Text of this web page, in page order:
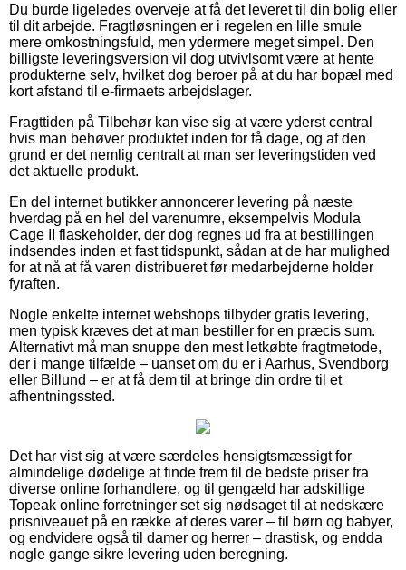
Du burde ligeledes overveje at få det leveret til din bolig eller
til dit arbejde. Fragtløsningen er i regelen en lille smule
mere omkostningsfuld, men ydermere meget simpel. Den
billigste leveringsversion vil dog utvivlsomt være at hente
produkterne selv, hvilket dog beroer på at du har bopæl med
kort afstand til e-firmaets arbejdslager.
Fragttiden på Tilbehør kan vise sig at være yderst central
hvis man behøver produktet inden for få dage, og af den
grund er det nemlig centralt at man ser leveringstiden ved
det aktuelle produkt.
En del internet butikker annoncerer levering på næste
hverdag på en hel del varenumre, eksempelvis Modula
Cage II flaskeholder, der dog regnes ud fra at bestillingen
indsendes inden et fast tidspunkt, sådan at de har mulighed
for at nå at få varen distribueret før medarbejderne holder
fyraften.
Nogle enkelte internet webshops tilbyder gratis levering,
men typisk kræves det at man bestiller for en præcis sum.
Alternativt må man snuppe den mest letkøbte fragtmetode,
der i mange tilfælde – uanset om du er i Aarhus, Svendborg
eller Billund – er at få dem til at bringe din ordre til et
afhentningssted.
Det har vist sig at være særdeles hensigtsmæssigt for
almindelige dødelige at finde frem til de bedste priser fra
diverse online forhandlere, og til gengæld har adskillige
Topeak online forretninger set sig nødsaget til at nedskære
prisniveauet på en række af deres varer – til børn og babyer,
og endvidere også til damer og herrer – drastisk, og endda
nogle gange sikre levering uden beregning.